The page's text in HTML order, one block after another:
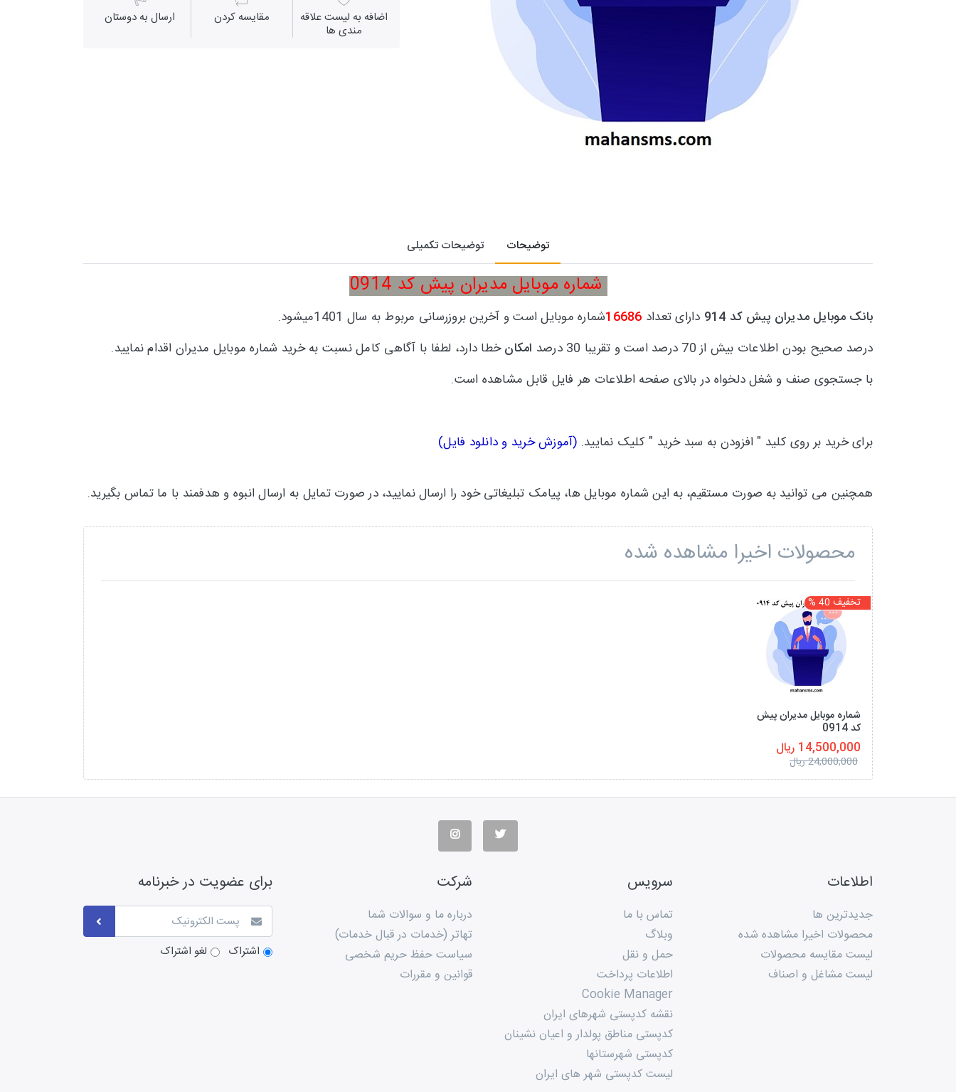
اضافه به لیست علاقه
مندی ها
مقايسه كردن ارسال به دوستان
توضیحات توضیحات تکمیلی
شماره موبایل مدیران پیش کد 0914
بانک موبایل مدیران پیش کد 914 دارای تعداد 16686شماره موبایل است و آخرین بروزرسانی مربوط به سال 1401میشود.
درصد صحیح بودن اطلاعات بیش از 70 درصد است و تقریبا 30 درصد
امکانخطا دارد، لطفا با آگاهی کامل نسبت به خرید شماره موبایل مدیران اقدام نمایید.
با جستجوی صنف و شغل دلخواه در بالای صفحه اطلاعات هر فایل قابل مشاهده است.
برای خرید بر روی کلید " افزودن به سبد خرید " کلیک نمایید. (آموزش خرید و دانلود فایل)
همچنین می توانید به صورت مستقیم، به این شماره موبایل ها، پیامک تبلیغاتی خود را ارسال نمایید، در صورت تمایل به ارسال انبوه و هدفمند با ما تماس بگیرید.
محصولات اخیرا مشاهده شده
تخفیف 40 %
شماره موبایل مدیران پیش
کد 0914
14,500,000 ریال
24,000,000 ریال
اطلاعات
جدیدترین ها
محصولات اخیرا مشاهده شده
لیست مقایسه محصولات
لیست مشاغل و اصناف
سرویس
تماس با ما
وبلاگ
حمل و نقل
اطلاعات پرداخت
Cookie Manager
نقشه کدپستی شهرهای ایران
کدپستی مناطق پولدار و اعیان نشینان
کدپستی شهرستانها
لیست کدپستی شهر های ایران
شرکت
درباره ما و سوالات شما
تهاتر (خدمات در قبال خدمات)
سیاست حفظ حریم شخصی
قوانین و مقررات
برای عضویت در خبرنامه
اشتراک لغو اشتراک